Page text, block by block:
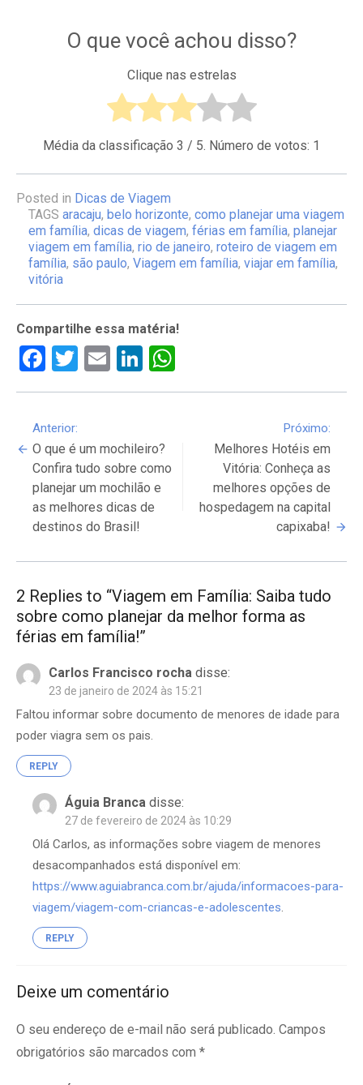
O que você achou disso?
Clique nas estrelas
Média da classificação 3 / 5. Número de votos: 1
Posted in Dicas de Viagem
TAGS aracaju, belo horizonte, como planejar uma viagem
em família, dicas de viagem, férias em família, planejar
viagem em família, rio de janeiro, roteiro de viagem em
família, são paulo, Viagem em família, viajar em família,
vitória
Compartilhe essa matéria!
Facebook
Twitter
EmailLinkedIn
Continue
Reading
Anterior:
O que é um mochileiro?
Confira tudo sobre como
planejar um mochilão e
as melhores dicas de
destinos do Brasil!
Próximo:
Melhores Hotéis em
Vitória: Conheça as
melhores opções de
hospedagem na capital
capixaba!
2 Replies to “Viagem em Família: Saiba tudo
sobre como planejar da melhor forma as
férias em família!”
Carlos Francisco rocha disse:
23 de janeiro de 2024 às 15:21
Faltou informar sobre documento de menores de idade para
poder viagra sem os pais.
REPLY
Águia Branca disse:
27 de fevereiro de 2024 às 10:29
Olá Carlos, as informações sobre viagem de menores
desacompanhados está disponível em:
https://www.aguiabranca.com.br/ajuda/informacoes-para-
viagem/viagem-com-criancas-e-adolescentes.
REPLY
Deixe um comentário
O seu endereço de e-mail não será publicado. Campos
obrigatórios são marcados com *